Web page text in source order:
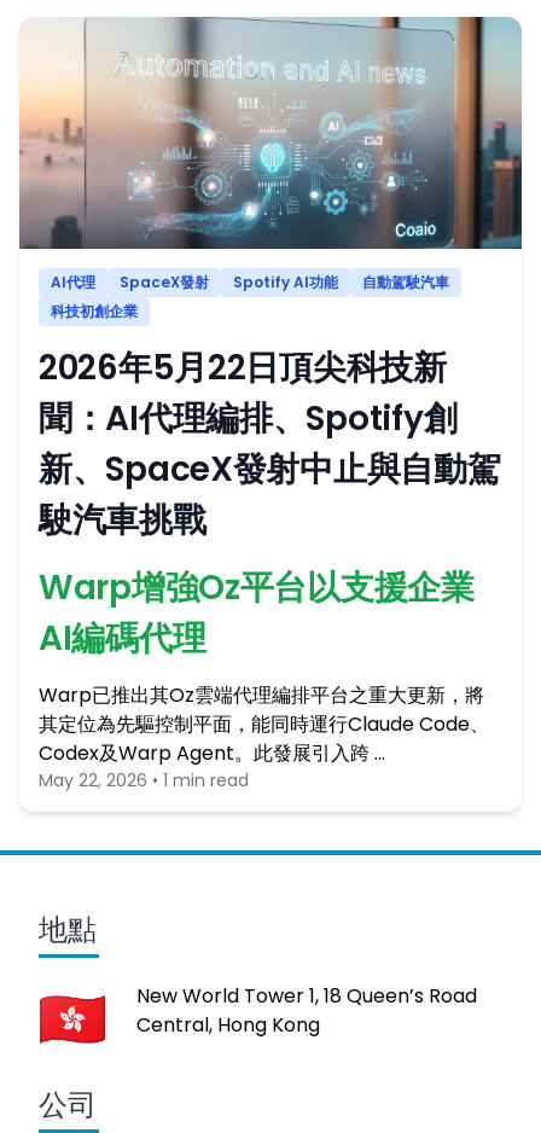
AI代理 SpaceX發射 Spotify AI功能
自動駕駛汽車
科技初創企業
2026年5月22日頂尖科技新
聞：AI代理編排、Spotify創
新、SpaceX發射中止與自動駕
駛汽車挑戰
Warp增強Oz平台以支援企業
AI編碼代理
Warp已推出其Oz雲端代理編排平台之重大更新，將
其定位為先驅控制平面，能同時運行Claude Code、
Codex及Warp Agent。此發展引入跨 …
May 22, 2026 • 1 min read
地點
New World Tower 1, 18 Queen’s Road
Central, Hong Kong
公司